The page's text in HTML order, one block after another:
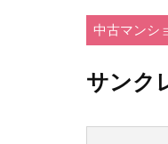
中古マンシ
サンク